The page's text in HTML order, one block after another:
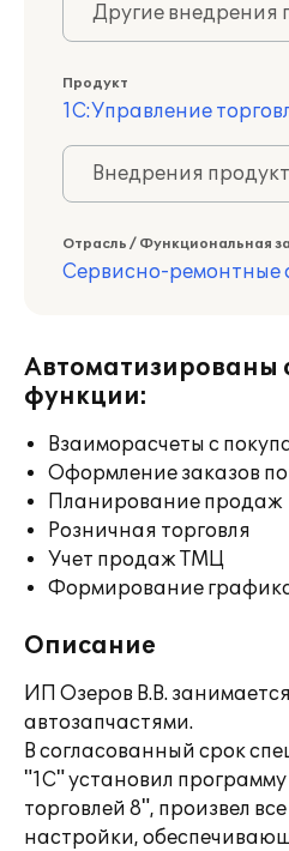
Другие внедрения
Продукт
1С:Управление
Внедрения
Отрасль / Функциональная
Сервисно-ремонтные
Автоматизированы
функции:
Взаиморасчеты с
Оформление заказов
Планирование продаж
Розничная торговля
Учет продаж ТМЦ
Формирование
Описание
ИП Озеров В.В.
автозапчастями.
В согласованный срок
"1С" установил
торговлей 8", произвел
настройки,